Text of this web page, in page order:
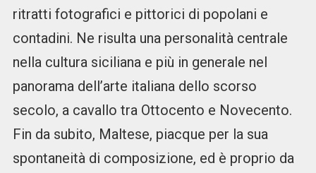
ritratti fotografici e pittorici di popolani e
contadini. Ne risulta una personalità centrale
nella cultura siciliana e più in generale nel
panorama dell’arte italiana dello scorso
secolo, a cavallo tra Ottocento e Novecento.
Fin da subito, Maltese, piacque per la sua
spontaneità di composizione, ed è proprio da